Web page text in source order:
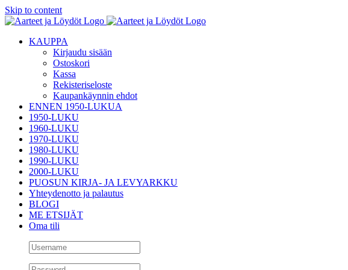
Skip to content
KAUPPA
Kirjaudu sisään
Ostoskori
Kassa
Rekisteriseloste
Kaupankäynnin ehdot
ENNEN 1950-LUKUA
1950-LUKU
1960-LUKU
1970-LUKU
1980-LUKU
1990-LUKU
2000-LUKU
PUOSUN KIRJA- JA LEVYARKKU
Yhteydenotto ja palautus
BLOGI
ME ETSIJÄT
Oma tili